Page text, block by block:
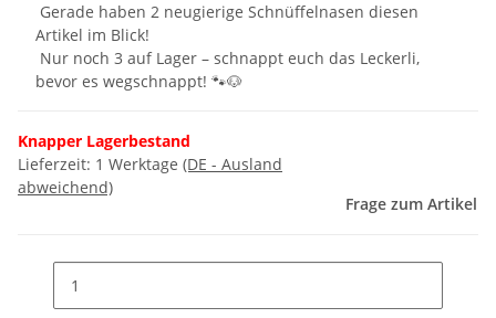
Gerade haben 2 neugierige Schnüffelnasen diesen
Artikel im Blick!
Nur noch 3 auf Lager – schnappt euch das Leckerli,
bevor es wegschnappt! 🐾🐶
Knapper Lagerbestand
Lieferzeit: 1 Werktage (DE - Ausland
abweichend)
Frage zum Artikel